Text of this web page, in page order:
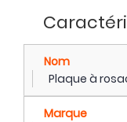
Nom
Plaque à
Marque